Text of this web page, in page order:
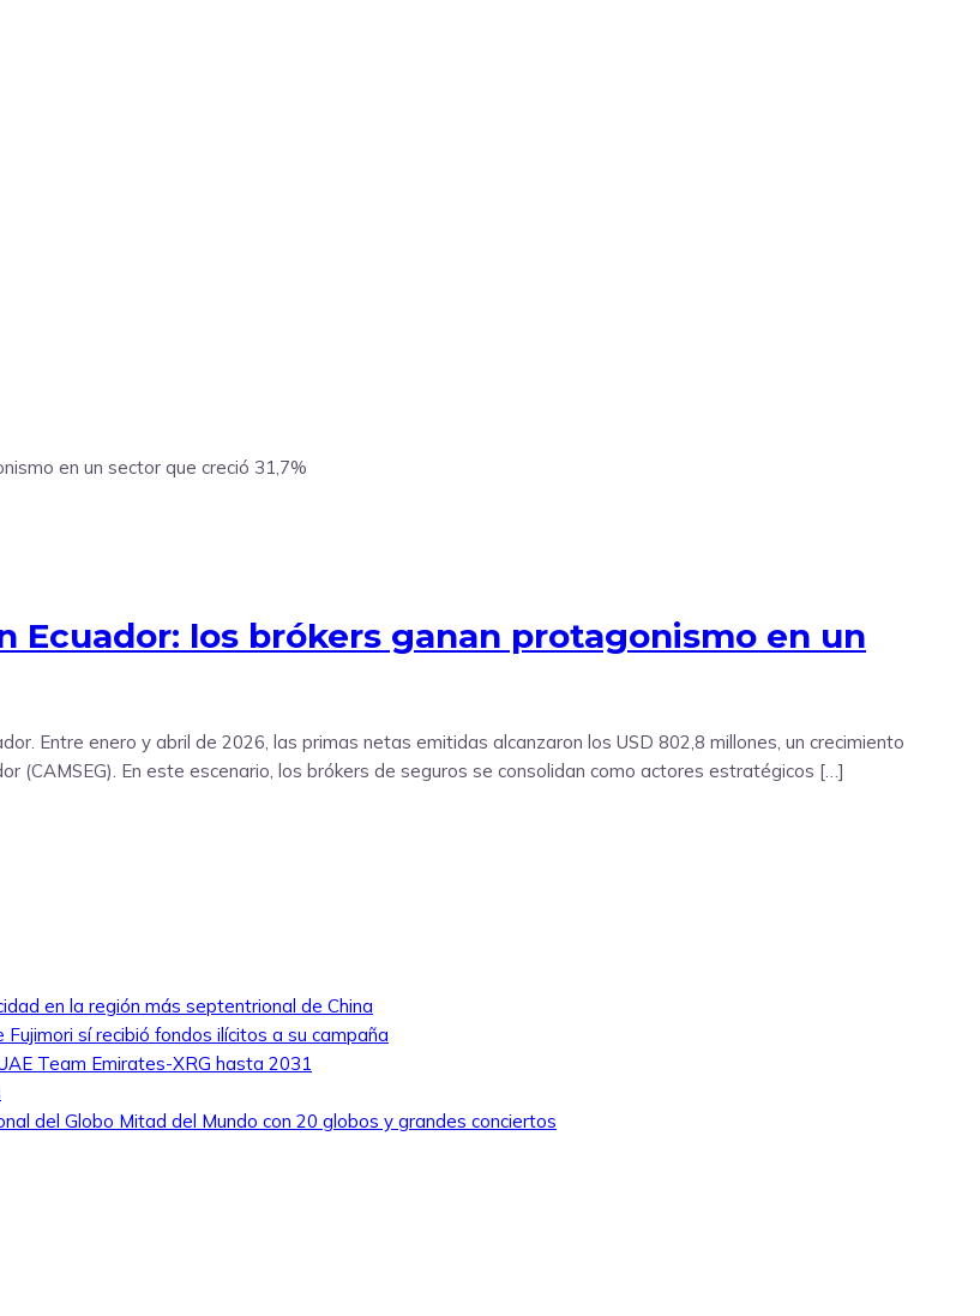
Ecuador: los brókers ganan protagonismo en un
Entre enero y abril de 2026, las primas netas emitidas alcanzaron los USD 802,8 millones, un crecimiento
(CAMSEG). En este escenario, los brókers de seguros se consolidan como actores estratégicos […]
en la región más septentrional de China
sí recibió fondos ilícitos a su campaña
Team Emirates-XRG hasta 2031
del Globo Mitad del Mundo con 20 globos y grandes conciertos